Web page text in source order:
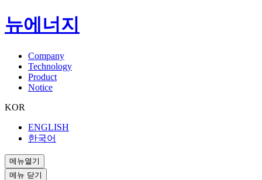
뉴에너지
Company
Technology
Product
Notice
KOR
ENGLISH
한국어
메뉴열기
메뉴 닫기